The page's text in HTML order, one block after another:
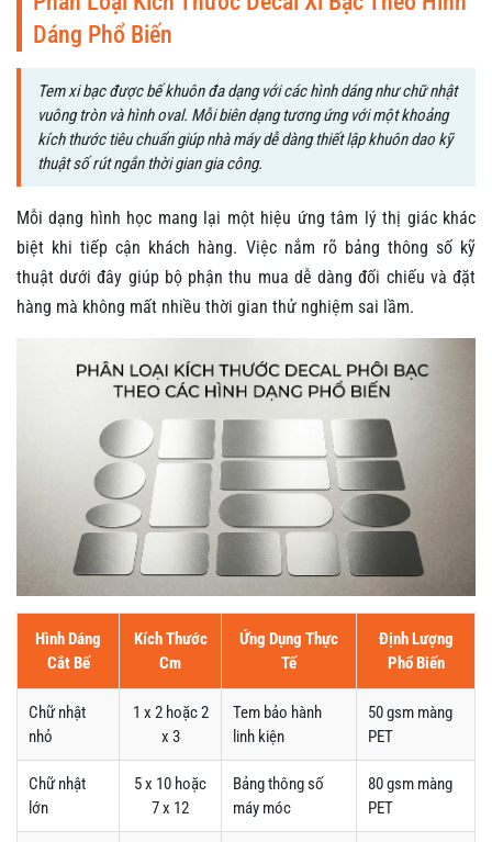
Dáng Phổ Biến
Tem xi bạc được bế khuôn đa dạng với các hình dáng như chữ nhật
vuông tròn và hình oval. Mỗi biên dạng tương ứng với một khoảng
kích thước tiêu chuẩn giúp nhà máy dễ dàng thiết lập khuôn dao kỹ
thuật số rút ngắn thời gian gia công.
Mỗi dạng hình học mang lại một hiệu ứng tâm lý thị giác khác
biệt khi tiếp cận khách hàng. Việc nắm rõ bảng thông số kỹ
thuật dưới đây giúp bộ phận thu mua dễ dàng đối chiếu và đặt
hàng mà không mất nhiều thời gian thử nghiệm sai lầm.
Hình Dáng
Cắt Bế
Kích Thước
Cm
Ứng Dụng Thực
Tế
Định Lượng
Phổ Biến
Chữ nhật
nhỏ
1 x 2 hoặc 2
x 3
Tem bảo hành
linh kiện
50 gsm màng
PET
Chữ nhật
lớn
5 x 10 hoặc
7 x 12
Bảng thông số
máy móc
80 gsm màng
PET